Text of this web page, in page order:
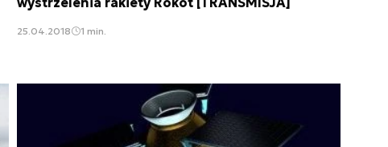
25.04.2018 1 min.